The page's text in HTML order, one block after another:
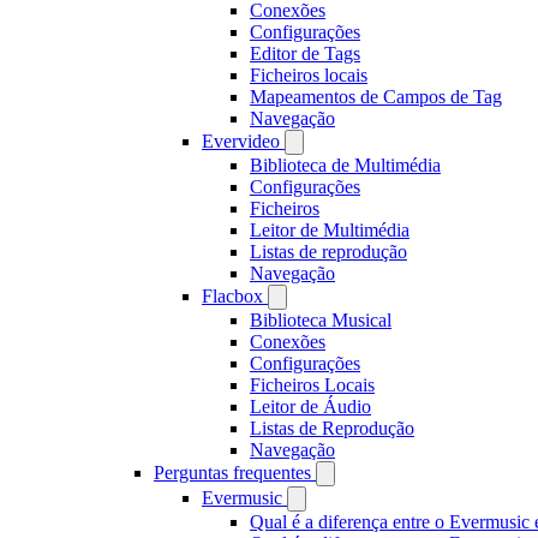
Conexões
Configurações
Editor de Tags
Ficheiros locais
Mapeamentos de Campos de Tag
Navegação
Evervideo
Biblioteca de Multimédia
Configurações
Ficheiros
Leitor de Multimédia
Listas de reprodução
Navegação
Flacbox
Biblioteca Musical
Conexões
Configurações
Ficheiros Locais
Leitor de Áudio
Listas de Reprodução
Navegação
Perguntas frequentes
Evermusic
Qual é a diferença entre o Evermusic